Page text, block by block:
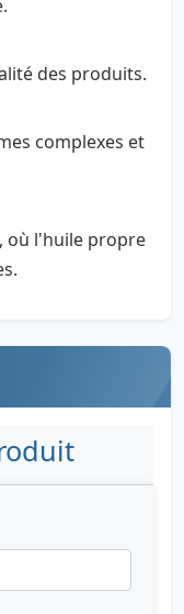
des produits.
complexes et
où l'huile propre